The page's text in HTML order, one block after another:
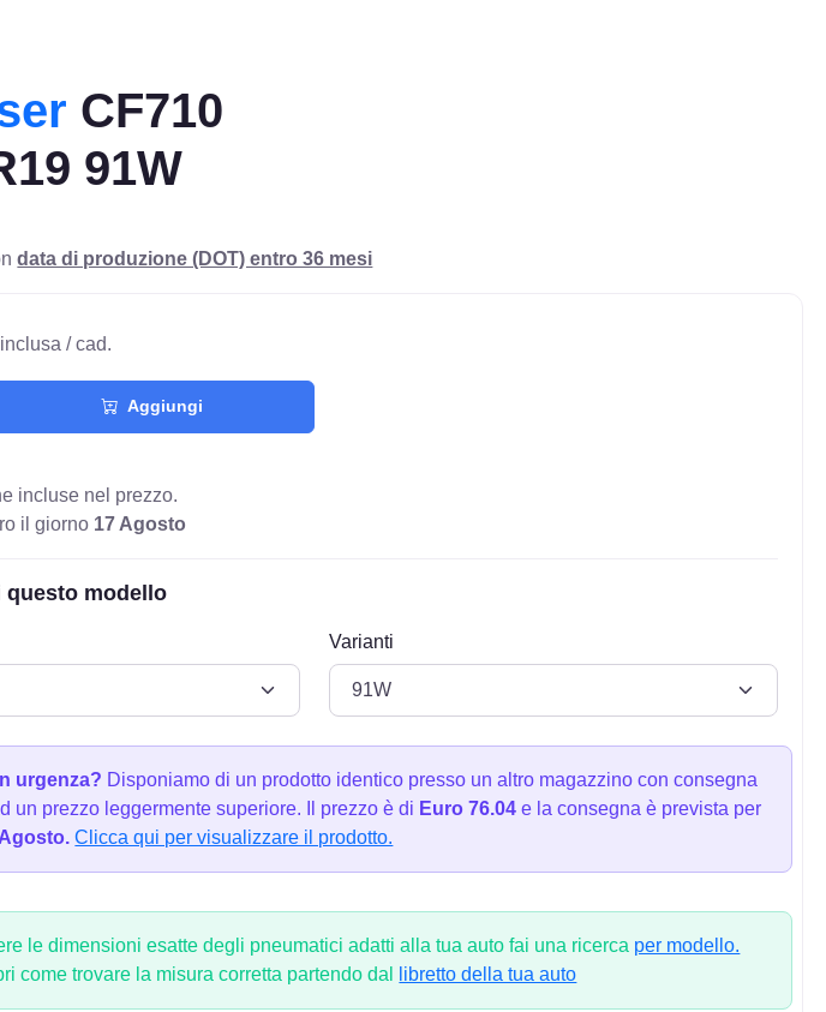
CF710
91W
data di produzione (DOT) entro 36 mesi
inclusa / cad.
Aggiungi
incluse nel prezzo.
il giorno 17 Agosto
questo modello
Varianti
urgenza? Disponiamo di un prodotto identico presso un altro magazzino con consegna
un prezzo leggermente superiore. Il prezzo è di Euro 76.04 e la consegna è prevista per
Clicca qui per visualizzare il prodotto.
le dimensioni esatte degli pneumatici adatti alla tua auto fai una ricerca per modello.
come trovare la misura corretta partendo dal
libretto della tua auto